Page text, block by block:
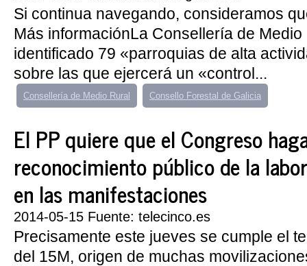
Si continua navegando, consideramos
Más informaciónLa Consellería de
identificado 79 «parroquias de alta
sobre las que ejercerá un «control...
Consellería de Medio Rural Consello Forestal de Galicia
El PP quiere que el Congreso
reconocimiento público de la
en las manifestaciones
2014-05-15 Fuente: telecinco.es
Precisamente este jueves se cumple el
del 15M, origen de muchas